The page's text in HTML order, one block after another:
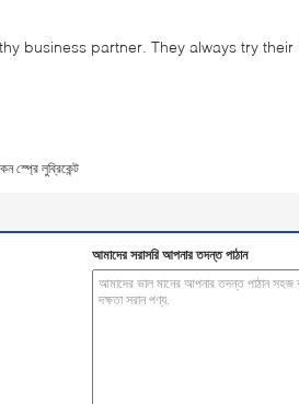
business partner. They always try
স্প্রে লুব্রিকেন্ট
আমাদের সরাসরি আপনার তদন্ত পাঠান